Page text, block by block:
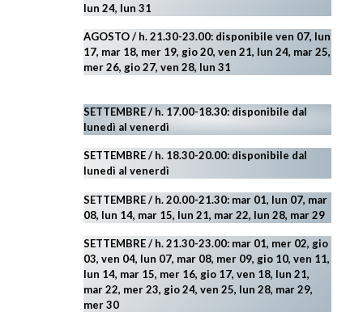
lun 24, lun 31
AGOSTO/ h. 21.30-23.00: disponibile ven 07, lun
17, mar 18, mer 19, gio 20, ven 21, lun 24, mar 25,
mer 26, gio 27, ven 28, lun 31
SETTEMBRE / h. 17.00-18.30: disponibile dal
lunedì al venerdì
SETTEMBRE / h. 18.30-20.00: disponibile dal
lunedì al venerdì
SETTEMBRE / h. 20.00-21.30: mar 01, lun 07, mar
08, lun 14, mar 15, lun 21, mar 22, lun 28, mar 29
SETTEMBRE / h. 21.30-23.00: mar 01, mer 02, gio
03, ven 04, lun 07, mar 08, mer 09, gio 10, ven 11,
lun 14, mar 15, mer 16, gio 17, ven 18, lun 21,
mar 22, mer 23, gio 24, ven 25, lun 28, mar 29,
mer 30